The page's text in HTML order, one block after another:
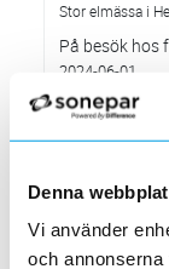
Denna
Vi använder
och
Stor elmässa i
På besök hos
2024-06-01
Elektroskandia
Gymnasium
Batterilagring
användas senare.
Nu inför vi